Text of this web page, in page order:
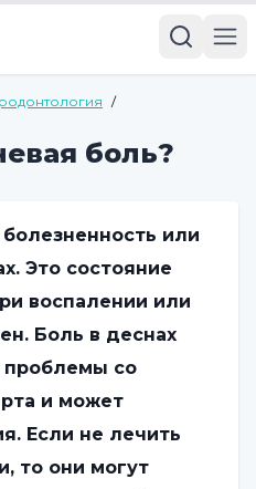
/
боль?
или
Это состояние
воспалении или
Боль в деснах
проблемы со
и может
Если не лечить
то они могут